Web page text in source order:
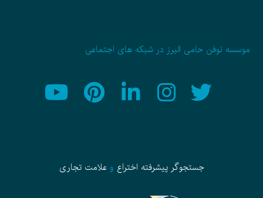
موسسه نوفن حامی البرز در شبکه های اجتماعی
جستجوگر پیشرفته اختراع وعلامت تجاری